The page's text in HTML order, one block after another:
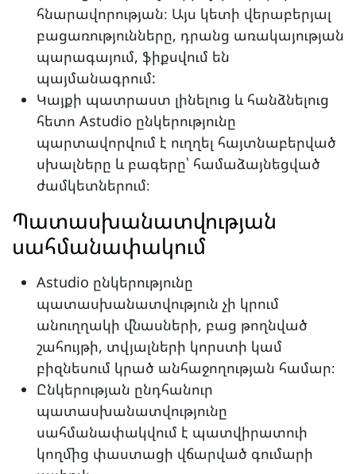
հնարավորության։ Այս կետի վերաբերյալ
բացառությունները, դրանց առակայության
պարագայում, ֆիքսվում են
պայմանագրում:
Կայքի պատրաստ լինելուց և հանձնելուց
հետո Astudio ընկերությունը
պարտավորվում է ուղղել հայտնաբերված
սխալները և բագերը՝ համաձայնեցված
ժամկետներում։
Պատասխանատվության
սահմանափակում
Astudio ընկերությունը
պատասխանատվություն չի կրում
անուղղակի վնասների, բաց թողնված
շահույթի, տվյալների կորստի կամ
բիզնեսում կրած անհաջողության համար։
Ընկերության ընդհանուր
պատասխանատվությունը
սահմանափակվում է պատվիրատուի
կողմից փաստացի վճարված գումարի